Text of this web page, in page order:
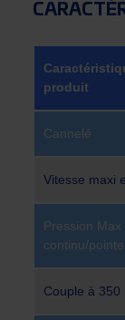
produit
Cannelé
Vitesse maxi
Pression Max
continu/pointe
Couple à 350